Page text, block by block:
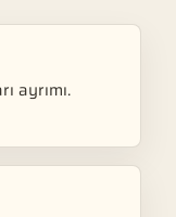
ayrımı.